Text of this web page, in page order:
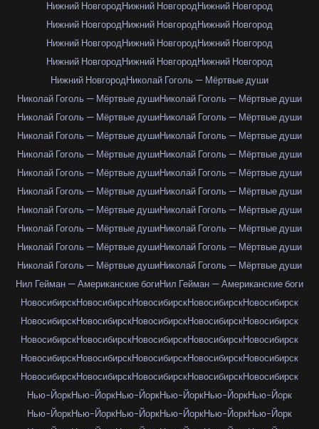
Нижний НовгородНижний НовгородНижний Новгород
Нижний НовгородНижний НовгородНижний Новгород
Нижний НовгородНижний НовгородНижний Новгород
Нижний НовгородНижний НовгородНижний Новгород
Нижний НовгородНиколай Гоголь — Мёртвые души
Николай Гоголь — Мёртвые душиНиколай Гоголь — Мёртвые души
Николай Гоголь — Мёртвые душиНиколай Гоголь — Мёртвые души
Николай Гоголь — Мёртвые душиНиколай Гоголь — Мёртвые души
Николай Гоголь — Мёртвые душиНиколай Гоголь — Мёртвые души
Николай Гоголь — Мёртвые душиНиколай Гоголь — Мёртвые души
Николай Гоголь — Мёртвые душиНиколай Гоголь — Мёртвые души
Николай Гоголь — Мёртвые душиНиколай Гоголь — Мёртвые души
Николай Гоголь — Мёртвые душиНиколай Гоголь — Мёртвые души
Николай Гоголь — Мёртвые душиНиколай Гоголь — Мёртвые души
Николай Гоголь — Мёртвые душиНиколай Гоголь — Мёртвые души
Нил Гейман — Американские богиНил Гейман — Американские боги
НовосибирскНовосибирскНовосибирскНовосибирскНовосибирск
НовосибирскНовосибирскНовосибирскНовосибирскНовосибирск
НовосибирскНовосибирскНовосибирскНовосибирскНовосибирск
НовосибирскНовосибирскНовосибирскНовосибирскНовосибирск
НовосибирскНовосибирскНовосибирскНовосибирскНовосибирск
Нью-ЙоркНью-ЙоркНью-ЙоркНью-ЙоркНью-ЙоркНью-Йорк
Нью-ЙоркНью-ЙоркНью-ЙоркНью-ЙоркНью-ЙоркНью-Йорк